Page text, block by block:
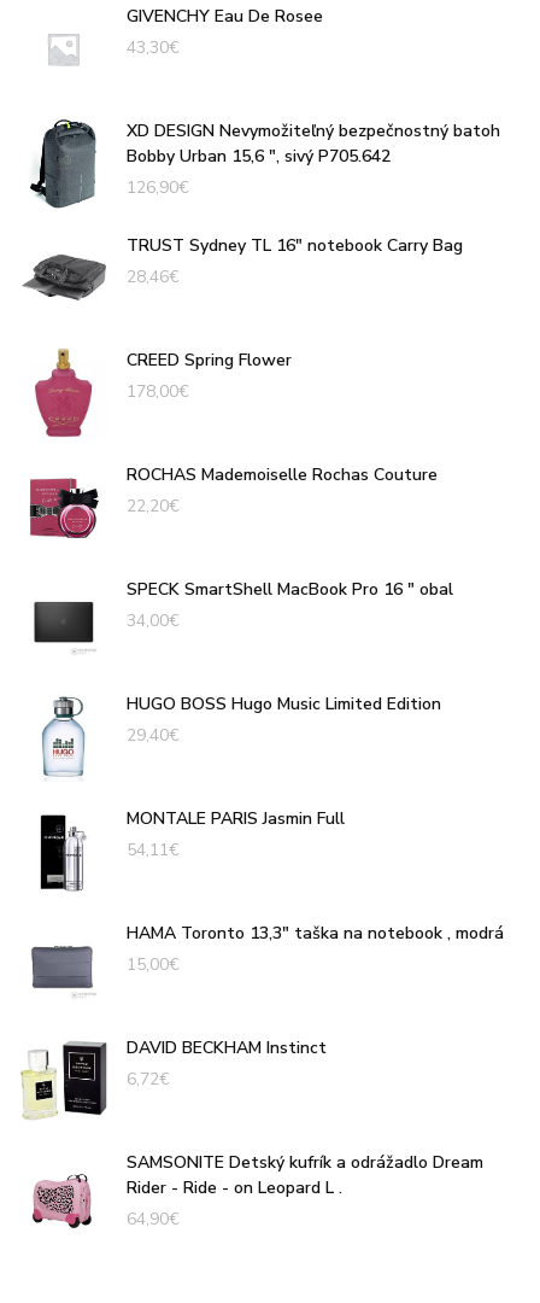
GIVENCHY Eau De Rosee
43,30€
XD DESIGN Nevymožiteľný bezpečnostný batoh
Bobby Urban 15,6 ", sivý P705.642
126,90€
TRUST Sydney TL 16" notebook Carry Bag
28,46€
CREED Spring Flower
178,00€
ROCHAS Mademoiselle Rochas Couture
22,20€
SPECK SmartShell MacBook Pro 16 " obal
34,00€
HUGO BOSS Hugo Music Limited Edition
29,40€
MONTALE PARIS Jasmin Full
54,11€
HAMA Toronto 13,3" taška na notebook , modrá
15,00€
DAVID BECKHAM Instinct
6,72€
SAMSONITE Detský kufrík a odrážadlo Dream
Rider - Ride - on Leopard L .
64,90€